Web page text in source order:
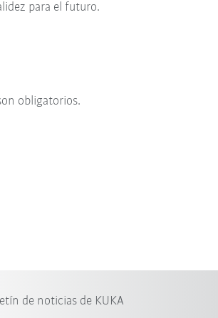
para el futuro.
obligatorios.
de noticias de KUKA